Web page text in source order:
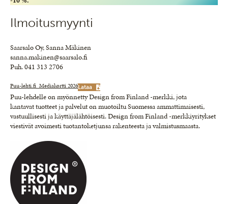
Ilmoitusmyynti
Saarsalo Oy, Sanna Mäkinen
sanna.makinen@saarsalo.fi
Puh. 041 313 2706
Puu-lehti.fi_Mediakortti 2026Lataa
Puu-lehdelle on myönnetty Design from Finland -merkki, jota
kantavat tuotteet ja palvelut on muotoiltu Suomessa ammattimaisesti,
vastuullisesti ja käyttäjälähtöisesti. Design from Finland -merkkiyritykset
viestivät avoimesti tuotantoketjunsa rakenteesta ja valmistusmaasta.